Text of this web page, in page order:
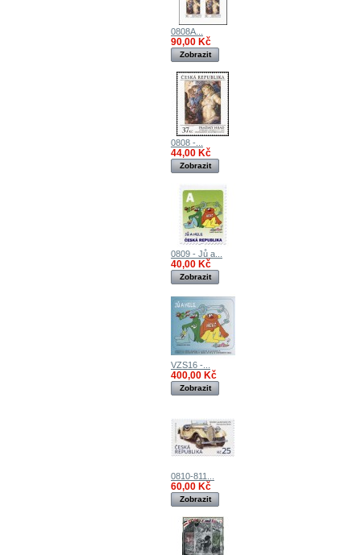
0808A...
90,00 Kč
Zobrazit
0808 -...
44,00 Kč
Zobrazit
0809 - Jů a...
40,00 Kč
Zobrazit
VZS16 -...
400,00 Kč
Zobrazit
0810-811...
60,00 Kč
Zobrazit